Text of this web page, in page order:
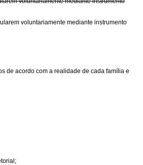
voluntariamente mediante instrumento
de acordo com a realidade de cada família e